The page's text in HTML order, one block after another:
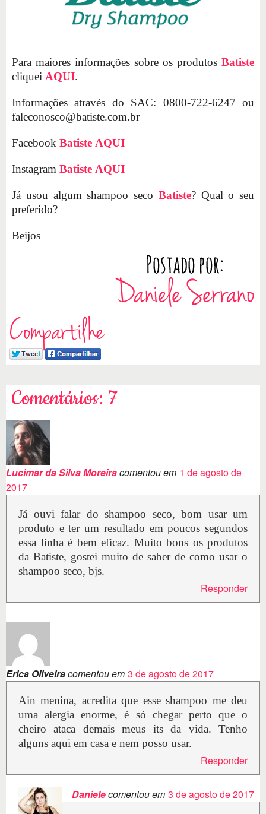
Para maiores informações sobre os produtos Batiste
cliquei AQUI.
Informações através do SAC: 0800-722-6247 ou
faleconosco@batiste.com.br
Facebook Batiste AQUI
Instagram Batiste AQUI
Já usou algum shampoo seco Batiste? Qual o seu
preferido?
Beijos
Compartilhe
Comentários: 7
Lucimar da Silva Moreiracomentou em 1 de agosto de
2017
Já ouvi falar do shampoo seco, bom usar um
produto e ter um resultado em poucos segundos
essa linha é bem eficaz. Muito bons os produtos
da Batiste, gostei muito de saber de como usar o
shampoo seco, bjs.
Responder
Erica Oliveiracomentou em 3 de agosto de 2017
Ain menina, acredita que esse shampoo me deu
uma alergia enorme, é só chegar perto que o
cheiro ataca demais meus its da vida. Tenho
alguns aqui em casa e nem posso usar.
Responder
Danielecomentou em 3 de agosto de 2017